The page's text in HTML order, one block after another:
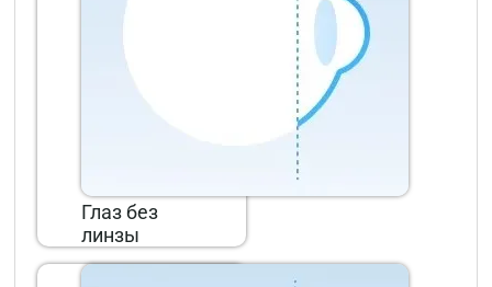
Глаз без
линзы